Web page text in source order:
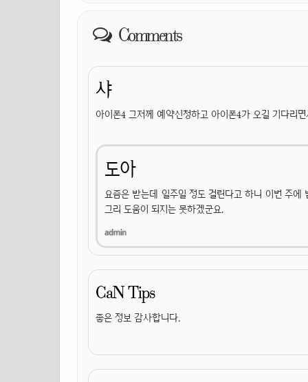
Comments
샤
아이폰4 그저께 예약신청하고 아이폰4가 오길 기다리
도아
요즘은 받는데 일주일 정도 걸린다고 하니 이번 주
그리 도움이 되지는 못하겠군요.
CaN Tips
좋은 정보 감사합니다.